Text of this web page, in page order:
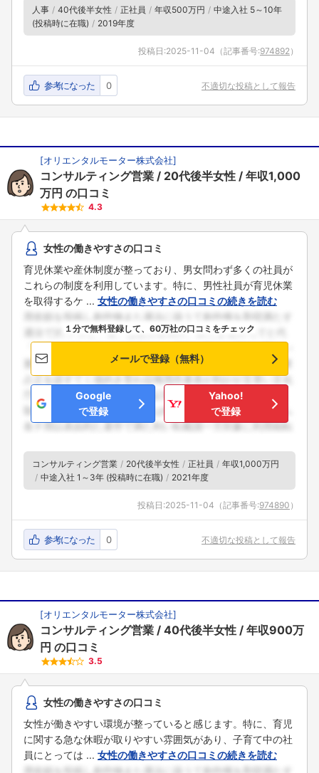
人事 40代後半女性 正社員 年収500万円
中途入社 5～10年
(投稿時に在職)
2019年度
投稿日:2025-11-04 （記事番号:974892 ）
参考になった 0 不適切な投稿として報告
[オリエンタルモーター株式会社]
コンサルティング営業 20代後半女性
年収1,000
万円 の口コミ
4.3
女性の働きやすさの口コミ
育児休業や産休制度が整っており、男女問わず多くの社員が
これらの制度を利用しています。特に、男性社員が育児休業
を取得するケ ... 女性の働きやすさの口コミの続きを読む
１分で無料登録して、60万社の口コミをチェック
メールで登録（無料）
Google
で登録
Yahoo!
で登録
コンサルティング営業 20代後半女性 正社員
年収1,000万円
中途入社 1～3年 (投稿時に在職)
2021年度
投稿日:2025-11-04 （記事番号:974890 ）
参考になった 0 不適切な投稿として報告
[オリエンタルモーター株式会社]
コンサルティング営業 40代後半女性
年収900万
円 の口コミ
3.5
女性の働きやすさの口コミ
女性が働きやすい環境が整っていると感じます。特に、育児
に関する急な休暇が取りやすい雰囲気があり、子育て中の社
員にとっては ... 女性の働きやすさの口コミの続きを読む